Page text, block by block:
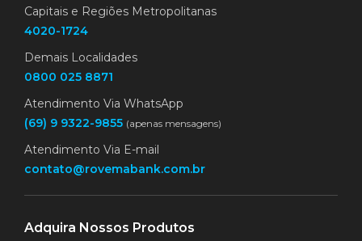
Capitais e Regiões Metropolitanas
4020-1724
Demais Localidades
0800 025 8871
Atendimento Via WhatsApp
(69) 9 9322-9855 (apenas mensagens)
Atendimento Via E-mail
contato@rovemabank.com.br
Adquira Nossos Produtos